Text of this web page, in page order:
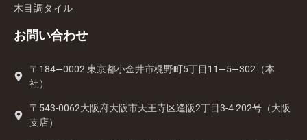
木目調タイル
お問い合わせ
〒184—0002 東京都小金井市梶野町5丁目11—5—302（本
社）
〒543-0062大阪府大阪市天王寺区逢阪2丁目3-4 202号（大阪
支店）